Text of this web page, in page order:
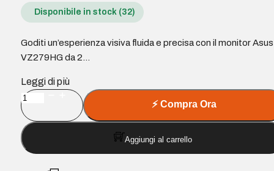
Disponibile in stock (32)
Goditi un’esperienza visiva fluida e precisa con il monitor Asus
VZ279HG da 2…
Leggi di più
Asus
VZ279HG
Monitor
27"
IPS
⚡Compra Ora
Aggiungi al carrello